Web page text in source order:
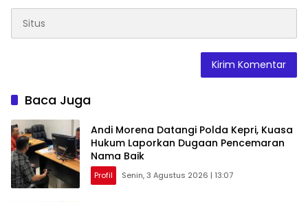
Baca Juga
Andi Morena Datangi Polda Kepri, Kuasa
Hukum Laporkan Dugaan Pencemaran
Nama Baik
Profil Senin, 3 Agustus 2026 | 13:07